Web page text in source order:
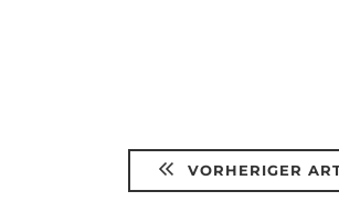
VORHERIGER